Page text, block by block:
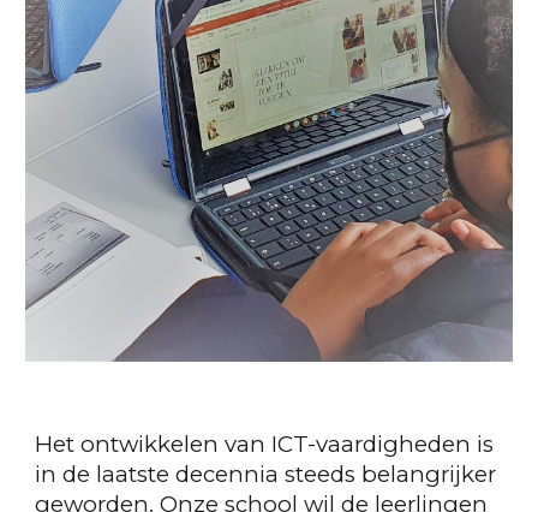
Het ontwikkelen van ICT-vaardigheden is
in de laatste decennia steeds belangrijker
geworden. Onze school wil de leerlingen